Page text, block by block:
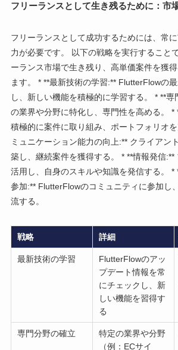
フリーランスとして生き残るために：市
フリーランスとして成功するためには、常
力が必要です。 以下の戦略を実行すること
ーランス市場で生き残り、高単価案件を獲
ます。 * **最新技術の学習:** FlutterFlowの
し、新しい機能を積極的に学習する。 * **専
の業界や分野に特化し、専門性を高める。 *
積極的に案件に取り組み、ポートフォリオ
ミュニケーション能力の向上:** クライアン
築し、継続案件を獲得する。 * **情報発信:**
活用し、自身のスキルや知識を発信する。 *
参加:** FlutterFlowのコミュニティに参加し
流する。
戦略 詳細
最新技術の学習
FlutterFlowのアッ
プデート情報を常
にチェックし、新
しい機能を習得す
る
専門分野の確立
特定の業界や分野
（例：ECサイ